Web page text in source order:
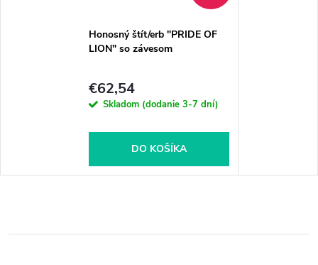
Honosný štít/erb "PRIDE OF
LION" so závesom
€62,54
Skladom (dodanie 3-7 dní)
DO KOŠÍKA